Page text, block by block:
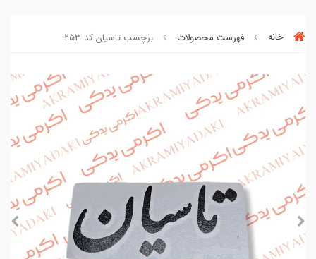
خانه فهرست محصولات برچسب تاسیان کد 253